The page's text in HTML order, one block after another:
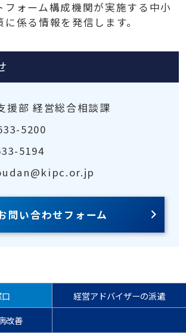
フォーム構成機関が実施する中小
係る情報を発信します。
援部 経営総合相談課
5200
5194
問い合わせフォーム
経営アドバイザーの派遣
改善